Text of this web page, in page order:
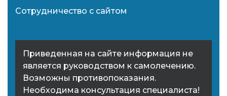
Сотрудничество с сайтом
Приведенная на сайте информация не
является руководством к самолечению.
Возможны противопоказания.
Необходима консультация специалиста!